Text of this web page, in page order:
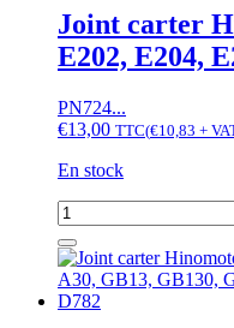
D1703
de
culasse
Hinomoto
NZ,
Kubota
GT,
X,
moteur
V1205,
V1305,
V1405,
V1505
Joint carter
E202, E204,
PN724...
€13,00 TTC(€10,83 +
En stock
quantité
de
Joint
carter
Hinomoto